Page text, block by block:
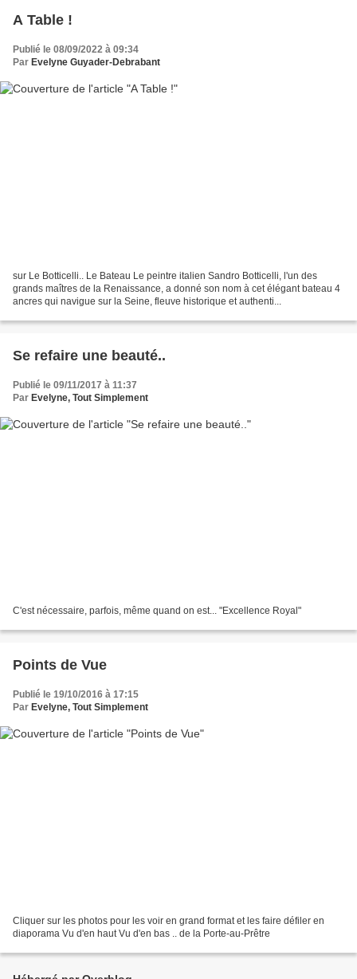
A Table !
Publié le 08/09/2022 à 09:34
Par Evelyne Guyader-Debrabant
sur Le Botticelli.. Le Bateau Le peintre italien Sandro Botticelli, l'un des
grands maîtres de la Renaissance, a donné son nom à cet élégant bateau 4
ancres qui navigue sur la Seine, fleuve historique et authenti...
Se refaire une beauté..
Publié le 09/11/2017 à 11:37
Par Evelyne, Tout Simplement
C'est nécessaire, parfois, même quand on est... "Excellence Royal"
Points de Vue
Publié le 19/10/2016 à 17:15
Par Evelyne, Tout Simplement
Cliquer sur les photos pour les voir en grand format et les faire défiler en
diaporama Vu d'en haut Vu d'en bas .. de la Porte-au-Prêtre